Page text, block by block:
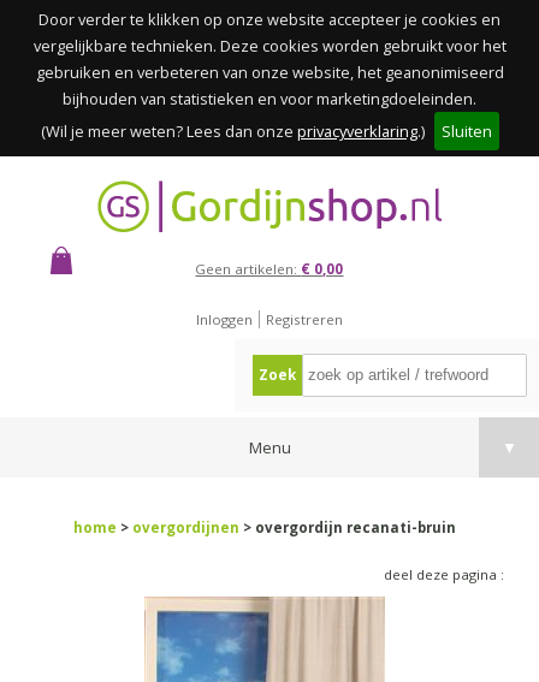
Door verder te klikken op onze website accepteer je cookies en
vergelijkbare technieken. Deze cookies worden gebruikt voor het
gebruiken en verbeteren van onze website, het geanonimiseerd
bijhouden van statistieken en voor marketingdoeleinden.
(Wil je meer weten? Lees dan onze privacyverklaring.) Sluiten
Geen artikelen: € 0,00
Inloggen Registreren
Zoek
Menu ▼
home > overgordijnen > overgordijn recanati-bruin
deel deze pagina :